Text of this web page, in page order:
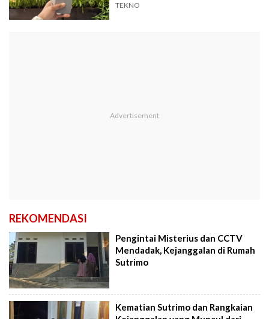
TEKNO
REKOMENDASI
Pengintai Misterius dan CCTV
Mendadak, Kejanggalan di Rumah
Sutrimo
Kematian Sutrimo dan Rangkaian